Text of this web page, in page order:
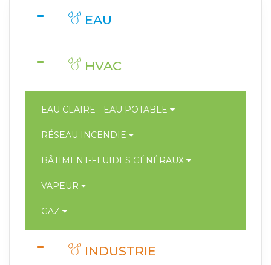
EAU
HVAC
EAU CLAIRE - EAU POTABLE
RÉSEAU INCENDIE
BÂTIMENT-FLUIDES GÉNÉRAUX
VAPEUR
GAZ
INDUSTRIE